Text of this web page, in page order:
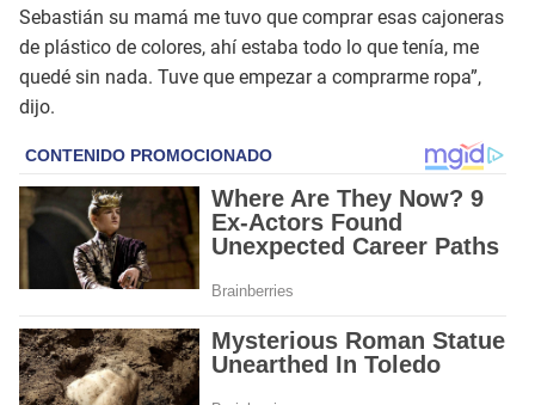
Sebastián su mamá me tuvo que comprar esas cajoneras
de plástico de colores, ahí estaba todo lo que tenía, me
quedé sin nada. Tuve que empezar a comprarme ropa”,
dijo.